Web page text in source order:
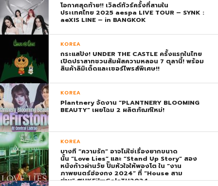
โอกาศสุดท้าย!! เวิลด์ทัวร์ครั้งที่สามใน
ประเทศไทย 2025 aespa LIVE TOUR – SYNK :
aeXIS LINE – in BANGKOK
KOREA
กระแสปัง! UNDER THE CASTLE ครั้งแรกในไทย
เปิดปราสาทชวนสัมผัสความหลอน 7 ตุลานี้! พร้อม
สินค้าลิมิเต็ดและเซอร์ไพรส์พิเศษ!!
KOREA
Plantnery จัดงาน “PLANTNERY BLOOMING
BEAUTY” เผยโฉม 2 ผลิตภัณฑ์ใหม่!
KOREA
บางที “ความรัก” อาจไม่ใช่เรื่องยากขนาด
นั้น “Love Lies” และ “Stand Up Story” สอง
หนังก้าวผ่านวัย ปั๊มหัวใจให้พองโต ใน “งาน
ภาพยนตร์ฮ่องกง 2024” ที่ “House สาม
ย่าน” #HKFilmGalaTH2024